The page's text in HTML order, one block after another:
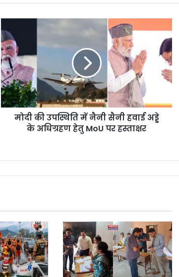
मोदी की उपस्थिति में नैनी सैनी हवाई अड्डे
के अधिग्रहण हेतु MoU पर हस्ताक्षर